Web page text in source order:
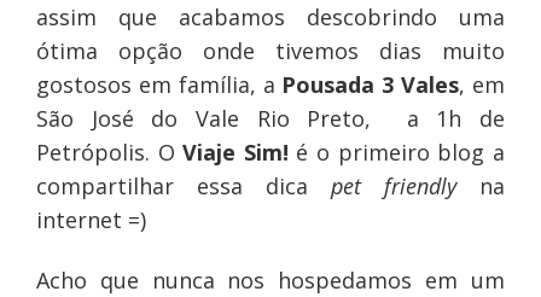
assim que acabamos descobrindo uma
ótima opção onde tivemos dias muito
gostosos em família, a Pousada 3 Vales, em
São José do Vale Rio Preto, a 1h de
Petrópolis. OViaje Sim! é o primeiro blog a
compartilhar essa dica pet friendlyna
internet =)
Acho que nunca nos hospedamos em um